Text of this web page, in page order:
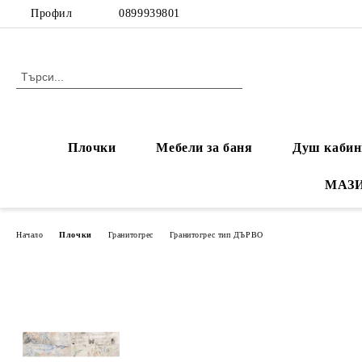
Профил 0899939801
Плочки Мебели за баня Душ
Начало Плочки Гранитогрес Гранитогрес тип ДЪРВО